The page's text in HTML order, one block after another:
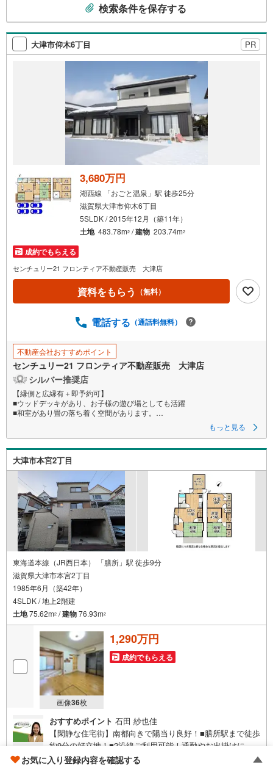
検
索
条
イ
ペ
ー
る
検索条件を保存する
大津市仰木6丁目 PR
3,680万円
湖西線 「おごと温泉」駅 徒歩25分
滋賀県大津市仰木6丁目
5SLDK / 2015年12月（築11年）
土地 483.78m2 /建物 203.74m2
成約でもらえる
センチュリー21 フロンティア不動産販売 大津店
資料をもらう （無料）
電話する （通話料無料）
不動産会社おすすめポイント
センチュリー21 フロンティア不動産販売 大津店
シルバー推奨店
【縁側と広縁有＋即予約可】
■ウッドデッキがあり、お子様の遊び場としても活躍
■和室があり畳の落ち着く空間があります。
■対面キッチンですのでリビングの様子を見ながらお料理できます。
特徴
・吹抜があり2階も開放感があります。
・ユーティリティースペースがあるのでリビングでお子様も宿題ができま
す。
・納戸が各階にありお部屋を広く使えます。
立地
・仰木小学校まで徒歩約7分
・仰木中学校まで徒歩約10分
弊社が選ばれる理由
1.お金の扱い方のプロ、ファイナンシャルプランナーが資金計画をサポー
ト！
2.買い替えなどにも対応できる売却専門チームあり！
3.たくさんの銀行と繋がりがあるため、最も低金利になるように審査が可
能！
4.物件のお引渡し後に必要になったお家のリフォームも弊社のリフォームプ
ランナーがご提案！
5.定期的にご連絡を繋ぎ、有事の際に迅速にサポートいたします
弊社は専門家同士が連携をとっているため、より多くの知見がございま
お気軽にお問合せください！
もっと見る
大津市本宮2丁目
東海道本線（JR西日本） 「膳所」駅 徒歩9分
滋賀県大津市本宮2丁目
1985年6月（築42年）
4SLDK / 地上2階建
土地75.62m2 /建物76.93m2
画像36枚
1,290万円
成約でもらえる
おすすめポイント 石田 紗也佳
【閑静な住宅街】南都向きで陽当り良好！■膳所駅まで徒歩
約9分の好立地！■2沿線ご利用可能！通勤やお出掛けに便
利エリア！■駐車スペース1台あり！ 特徴・4SLDKでお子様
お気に入り登録内容を確認する